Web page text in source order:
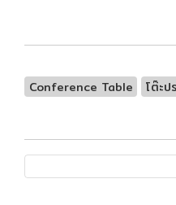
Conference Table โต๊ะป